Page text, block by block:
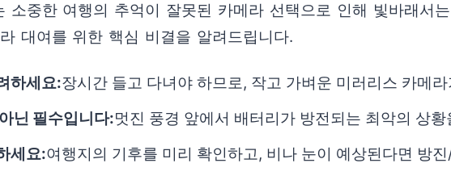
소중한 여행의 추억이 잘못된 카메라 선택으로 인해 빛바래서
대여를 위한 핵심 비결을 알려드립니다.
하세요:장시간 들고 다녀야 하므로, 작고 가벼운 미러리스 카메
닌 필수입니다:멋진 풍경 앞에서 배터리가 방전되는 최악의 상
세요:여행지의 기후를 미리 확인하고, 비나 눈이 예상된다면 방